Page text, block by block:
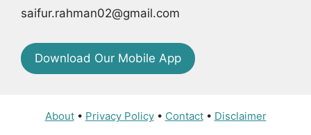
saifur.rahman02@gmail.com
Download Our Mobile App
About• Privacy Policy• Contact• Disclaimer